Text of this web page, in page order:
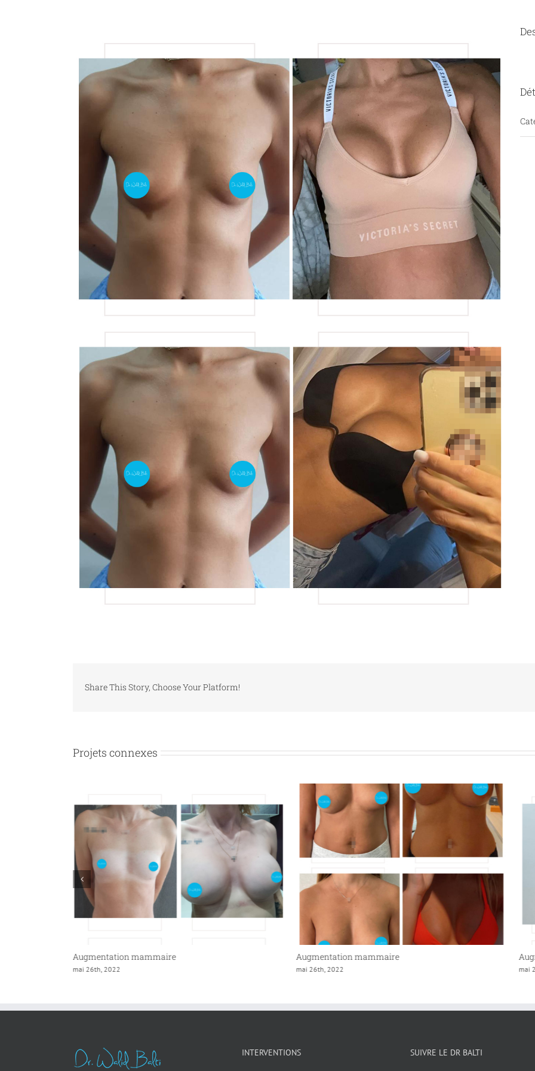
Image
Share This Story, Choose Your Platform!
Projets connexes
Augmentation mammaire
mai 26th, 2022
Augmentation mammaire
mai 26th, 2022 mai
INTERVENTIONS SUIVRE LE DR BALTI